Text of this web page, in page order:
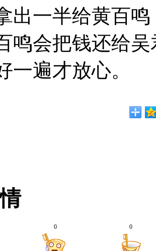
出一半给黄百
鸣会把钱还给
一遍才放心。
0 0